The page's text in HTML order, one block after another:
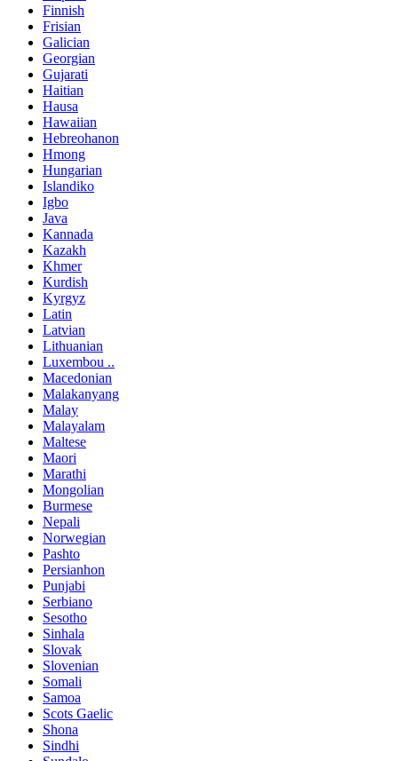
Finnish
Frisian
Galician
Georgian
Gujarati
Haitian
Hausa
Hawaiian
Hebreohanon
Hmong
Hungarian
Islandiko
Igbo
Java
Kannada
Kazakh
Khmer
Kurdish
Kyrgyz
Latin
Latvian
Lithuanian
Luxembou ..
Macedonian
Malakanyang
Malay
Malayalam
Maltese
Maori
Marathi
Mongolian
Burmese
Nepali
Norwegian
Pashto
Persianhon
Punjabi
Serbiano
Sesotho
Sinhala
Slovak
Slovenian
Somali
Samoa
Scots Gaelic
Shona
Sindhi